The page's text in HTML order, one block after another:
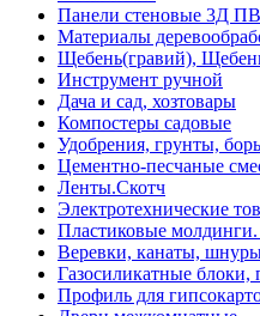
Панели стеновые 3Д
Материалы
Щебень(гравий),
Инструмент ручной
Дача и сад, хозтовары
Компостеры садовые
Удобрения, грунты,
Цементно-песчаные
Ленты.Скотч
Электротехнические
Пластиковые
Веревки, канаты,
Газосиликатные блоки,
Профиль для